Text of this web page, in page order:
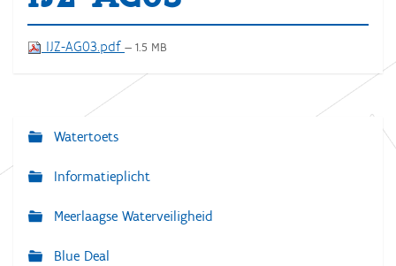
IJZ-AG03.pdf — 1.5 MB
N
a
i
g
Watertoets
Informatieplicht
Meerlaagse Waterveiligheid
Blue Deal